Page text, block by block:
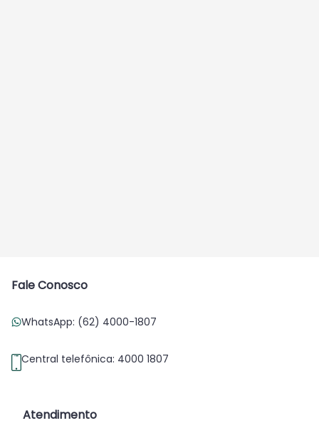
Fale Conosco
WhatsApp: (62) 4000-1807
Central telefônica: 4000 1807
Atendimento